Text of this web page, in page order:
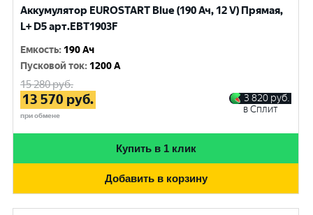
Аккумулятор EUROSTART Blue (190 Ач, 12 V) Прямая,
L+ D5 арт.EBT1903F
Емкость: 190 Ач
Пусковой ток: 1200 A
15 280руб.
13 570 руб.
при обмене
3 820 руб.
в Сплит
Купить в 1 клик
Добавить в корзину